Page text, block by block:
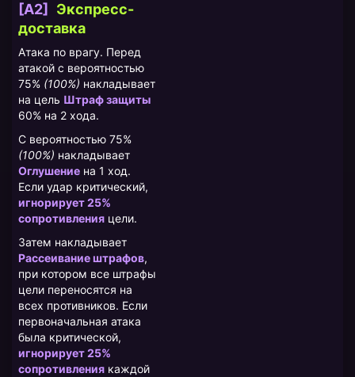
[A2]
​Экспресс-
доставка
Атака по врагу. Перед
атакой с вероятностью
75% (100%) накладывает
на цель Штраф защиты
60% на 2 хода.
С вероятностью 75%
(100%) накладывает
Оглушение на 1 ход.
Если удар критический,
игнорирует 25%
сопротивления цели.
Затем накладывает
Рассеивание штрафов,
при котором все штрафы
цели переносятся на
всех противников. Если
первоначальная атака
была критической,
игнорирует 25%
сопротивления каждой